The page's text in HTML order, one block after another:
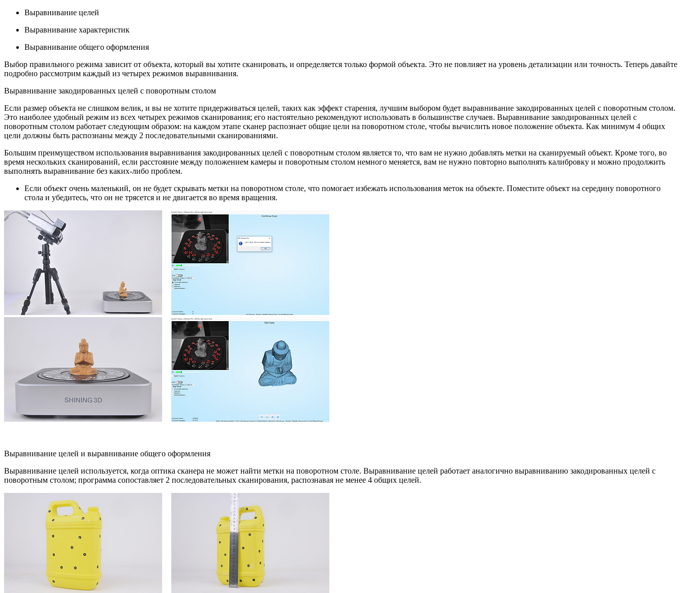
Выравнивание целей
Выравнивание характеристик
Выравнивание общего оформления
Выбор правильного режима зависит от объекта, который вы хотите сканировать, и определяется только формой объекта. Это не повлияет на уровень детализации или точность. Теперь давайте
подробно рассмотрим каждый из четырех режимов выравнивания.
Выравнивание закодированных целей с поворотным столом
Если размер объекта не слишком велик, и вы не хотите придерживаться целей, таких как эффект старения, лучшим выбором будет выравнивание закодированных целей с поворотным столом.
Это наиболее удобный режим из всех четырех режимов сканирования; его настоятельно рекомендуют использовать в большинстве случаев. Выравнивание закодированных целей с
поворотным столом работает следующим образом: на каждом этапе сканер распознает общие цели на поворотном столе, чтобы вычислить новое положение объекта. Как минимум 4 общих
цели должны быть распознаны между 2 последовательными сканированиями.
Большим преимуществом использования выравнивания закодированных целей с поворотным столом является то, что вам не нужно добавлять метки на сканируемый объект. Кроме того, во
время нескольких сканирований, если расстояние между положением камеры и поворотным столом немного меняется, вам не нужно повторно выполнять калибровку и можно продолжить
выполнять выравнивание без каких-либо проблем.
Если объект очень маленький, он не будет скрывать метки на поворотном столе, что помогает избежать использования меток на объекте. Поместите объект на середину поворотного
стола и убедитесь, что он не трясется и не двигается во время вращения.
Выравнивание целей и выравнивание общего оформления
Выравнивание целей используется, когда оптика сканера не может найти метки на поворотном столе. Выравнивание целей работает аналогично выравниванию закодированных целей с
поворотным столом; программа сопоставляет 2 последовательных сканирования, распознавая не менее 4 общих целей.